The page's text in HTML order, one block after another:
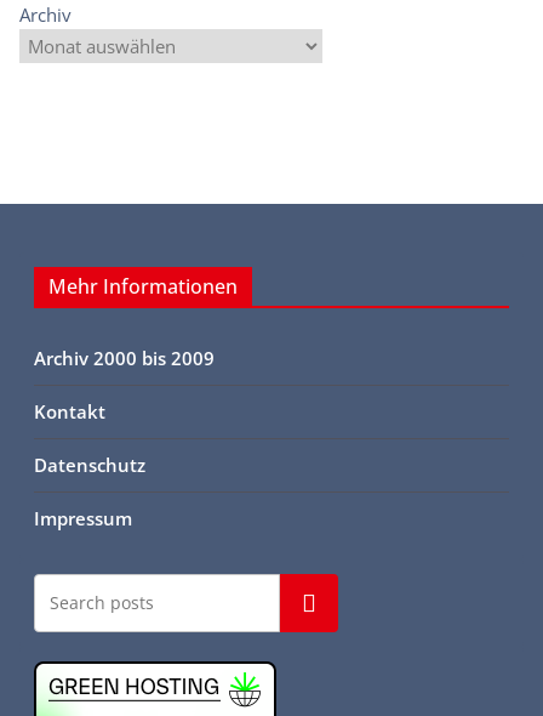
Archiv
Mehr Informationen
Archiv 2000 bis 2009
Kontakt
Datenschutz
Impressum
Suchen